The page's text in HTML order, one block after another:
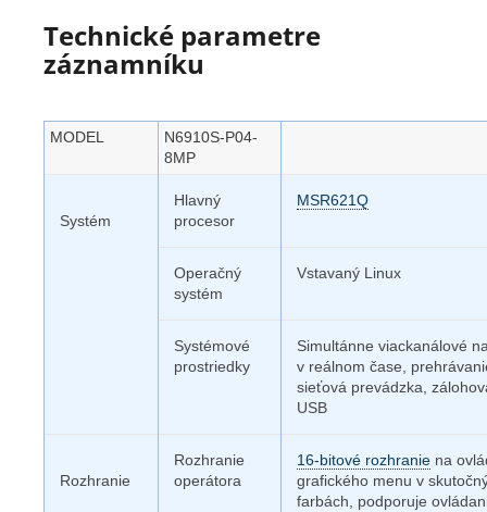
Technické parametre
záznamníku
MODEL
N6910S-P04-
8MP
Systém
Hlavný
procesor
MSR621Q
Operačný
systém
Vstavaný Linux
Systémové
prostriedky
Simultánne viackanálové
v reálnom čase,
sieťová prevádzka,
USB
Rozhranie
Rozhranie
operátora
16-bitové rozhranie na
grafického menu v
farbách, podporuje